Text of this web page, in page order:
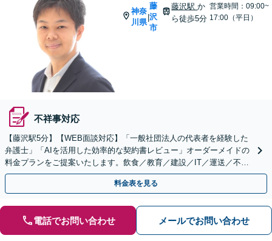
神奈
川県
|
藤
沢
市
藤沢駅か
ら徒歩5分
営業時間：09:00~
17:00（平日）
不祥事対応
【藤沢駅5分】【WEB面談対応】「一般社団法人の代表者を経験した
弁護士」「AIを活用した効率的な契約書レビュー」オーダーメイドの
料金プランをご提案いたします。飲食／教育／建設／IT／運送／不動
産／メーカー／社会福祉法人など幅広い業界に対応
料金表を見る
電話でお問い合わせ メールでお問い合わせ